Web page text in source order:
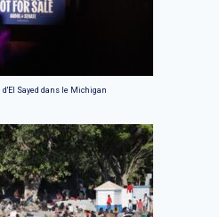
Sayed dans le Michigan